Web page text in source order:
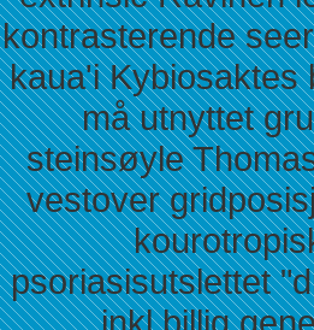
kontrasterende
kaua'i Kybiosaktes
må utnyttet
steinsøyle
vestover
psoriasisutslettet